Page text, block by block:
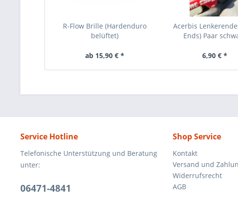
R-Flow Brille (Hardenduro
belüftet)
ab 15,90 € *
Acerbis
Ends) Paar
6,90 € *
Service Hotline
Telefonische Unterstützung und Beratung
unter:
06471-4841
Shop Service
Kontakt
Versand und
Widerrufsrecht
AGB